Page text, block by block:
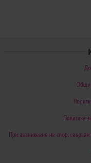
Общи
Политика
При възникване на спор,